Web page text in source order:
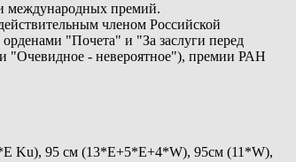
и международных премий.
членом Российской
"Почета" и "За заслуги перед
"Очевидное - невероятное"), премии РАН
Ku), 95 см (13*E+5*E+4*W), 95см (11*W),